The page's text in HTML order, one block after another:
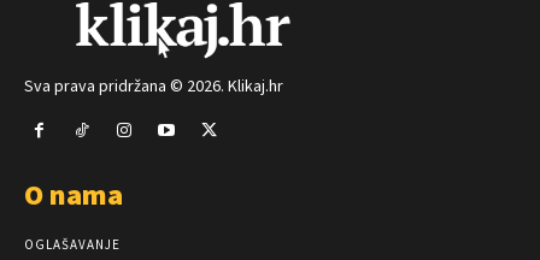
Sva prava pridržana © 2026. Klikaj.hr
O nama
OGLAŠAVANJE